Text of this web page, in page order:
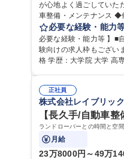
が心地よく過ごしていただくために
車整備・メンテナンス ◆修理依頼の対応
ランドローバー専門店
必要な経験・能力
必要な経験・能力等 】■
験向けの求人枠もございます。 ランドローバーに関わる事業（車販、整備、部品、カスタマイズ）を通じて、お客様が心豊かに感じられる生活
格 学歴：大学院 大学 高
正社員
株式会社レイブリック
【長久手/自動車
ランドローバーとの時間と空
月給
23万8000円～49万